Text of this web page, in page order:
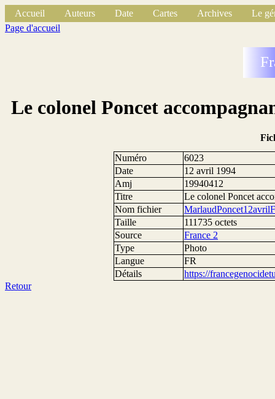
Accueil Auteurs Date Cartes Archives
Le
Page d'accueil
Le colonel Poncet
Numéro
6023
Date
12 avril 1994
Amj
19940412
Titre
Le colonel Poncet
Nom fichier
Taille
111735 octets
Source
France 2
Type
Photo
Langue
FR
Détails
https://
Retour